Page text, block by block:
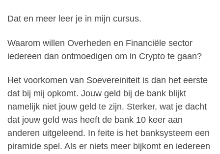
Dat en meer leer je in mijn cursus.
Waarom willen Overheden en Financiële sector
iedereen dan ontmoedigen om in Crypto te gaan?
Het voorkomen van Soevereiniteit is dan het eerste
dat bij mij opkomt. Jouw geld bij de bank blijkt
namelijk niet jouw geld te zijn. Sterker, wat je dacht
dat jouw geld was heeft de bank 10 keer aan
anderen uitgeleend. In feite is het banksysteem een
piramide spel. Als er niets meer bijkomt en iedereen